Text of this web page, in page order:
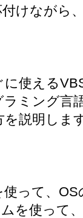
けながら
使える
ミング言
説明しま
って、
を使って、